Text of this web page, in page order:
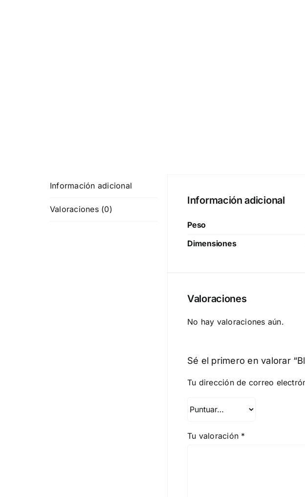
Información adicional
Valoraciones (0)
Información adicional
Peso
Dimensiones
Valoraciones
No hay valoraciones aún.
Sé el primero en valorar
Tu dirección de correo
Tu valoración *